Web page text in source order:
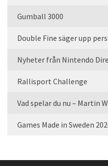
Gumball 3000
Double Fine säger upp
Nyheter från Nintendo
Rallisport Challenge
Vad spelar du nu – Martin